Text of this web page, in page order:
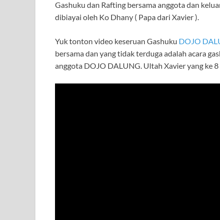
e
b
o
o
k
itt at
A
p
p
e
gr
a
m
e ar
Gashuku dan Rafting bersama anggota dan
dibiayai oleh Ko Dhany ( Papa dari Xavier ).
Yuk tonton video keseruan Gashuku DOJO
bersama dan yang tidak terduga adalah acara
anggota DOJO DALUNG. Ultah Xavier yang ke